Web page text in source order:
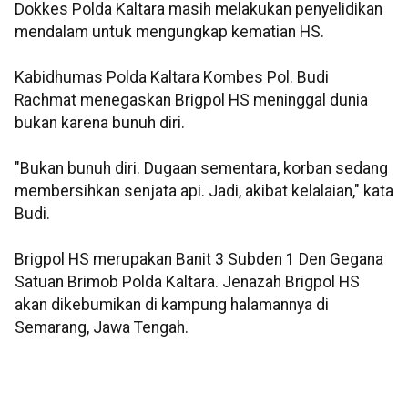
Dokkes Polda Kaltara masih melakukan penyelidikan
mendalam untuk mengungkap kematian HS.
Kabidhumas Polda Kaltara Kombes Pol. Budi
Rachmat menegaskan Brigpol HS meninggal dunia
bukan karena bunuh diri.
"Bukan bunuh diri. Dugaan sementara, korban sedang
membersihkan senjata api. Jadi, akibat kelalaian," kata
Budi.
Brigpol HS merupakan Banit 3 Subden 1 Den Gegana
Satuan Brimob Polda Kaltara. Jenazah Brigpol HS
akan dikebumikan di kampung halamannya di
Semarang, Jawa Tengah.